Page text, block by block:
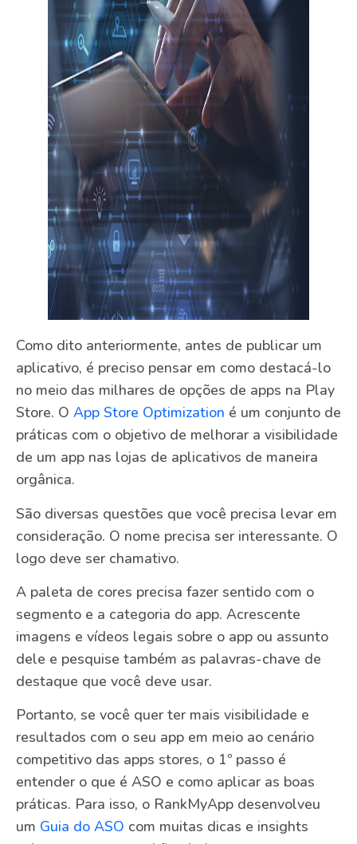
Como dito anteriormente, antes de publicar um
aplicativo, é preciso pensar em como destacá-lo
no meio das milhares de opções de apps na Play
Store. O App Store Optimization é um conjunto de
práticas com o objetivo de melhorar a visibilidade
de um app nas lojas de aplicativos de maneira
orgânica.
São diversas questões que você precisa levar em
consideração. O nome precisa ser interessante. O
logo deve ser chamativo.
A paleta de cores precisa fazer sentido com o
segmento e a categoria do app. Acrescente
imagens e vídeos legais sobre o app ou assunto
dele e pesquise também as palavras-chave de
destaque que você deve usar.
Portanto, se você quer ter mais visibilidade e
resultados com o seu app em meio ao cenário
competitivo das apps stores, o 1º passo é
entender o que é ASO e como aplicar as boas
práticas. Para isso, o RankMyApp desenvolveu
um Guia do ASO com muitas dicas e insights